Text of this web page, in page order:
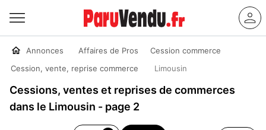
Annonces Affaires de Pros
Cession commerce
Cession, vente, reprise commerce
Limousin
Cessions, ventes et reprises de commerces
dans le Limousin - page 2